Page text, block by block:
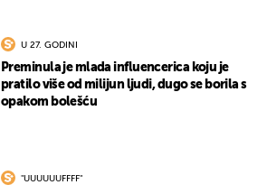
U 27. GODINI
Preminula je mlada influencerica koju je
pratilo više od milijun ljudi, dugo se borila s
opakom bolešću
"UUUUUUFFFF"